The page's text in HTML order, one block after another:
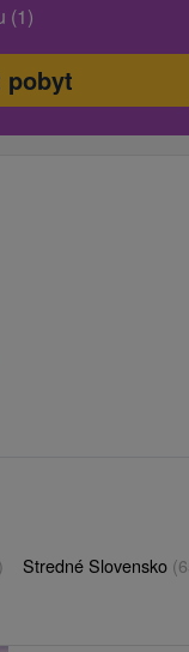
(1)
Stredné Slovensko